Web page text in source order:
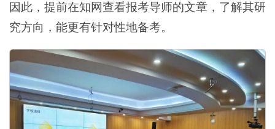
因此，提前在知网查看报考导师的文章，了解其研
究方向，能更有针对性地备考。